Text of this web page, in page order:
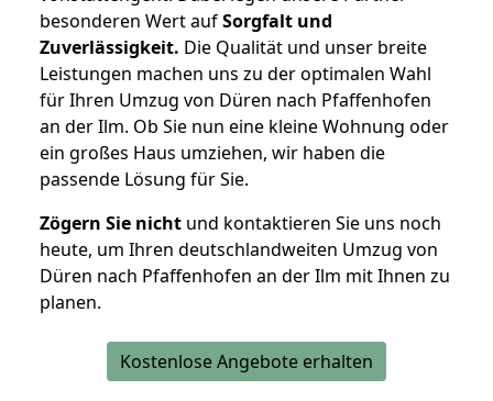
besonderen Wert aufSorgfalt und
Zuverlässigkeit. Die Qualität und unser breite
Leistungen machen uns zu der optimalen Wahl
für Ihren Umzug von Düren nach Pfaffenhofen
an der Ilm. Ob Sie nun eine kleine Wohnung oder
ein großes Haus umziehen, wir haben die
passende Lösung für Sie.
Zögern Sie nicht und kontaktieren Sie uns noch
heute, um Ihren deutschlandweiten Umzug von
Düren nach Pfaffenhofen an der Ilm mit Ihnen zu
planen.
Kostenlose Angebote erhalten